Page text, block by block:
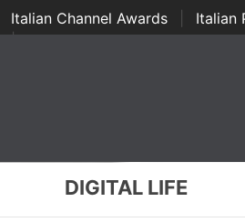
Italian Channel Awards Italian
| ...
DIGITAL LIFE